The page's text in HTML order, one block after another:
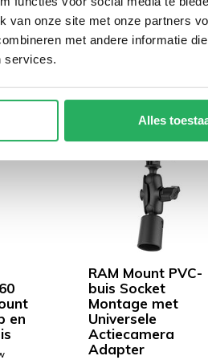
van onze site met onze partners
met andere informatie
services.
Alles
en
RAM Mount PVC-
buis Socket
Montage met
Universele
Actiecamera
Adapter